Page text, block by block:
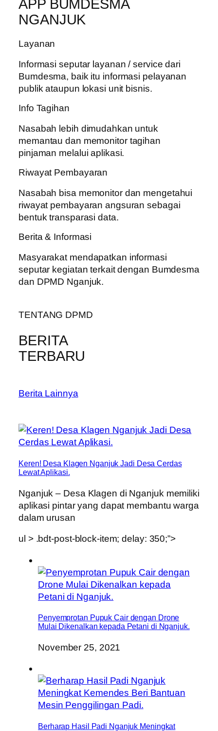
APP BUMDESMA
NGANJUK
Layanan
Informasi seputar layanan / service dari
Bumdesma, baik itu informasi pelayanan
publik ataupun lokasi unit bisnis.
Info Tagihan
Nasabah lebih dimudahkan untuk
memantau dan memonitor tagihan
pinjaman melalui aplikasi.
Riwayat Pembayaran
Nasabah bisa memonitor dan mengetahui
riwayat pembayaran angsuran sebagai
bentuk transparasi data.
Berita & Informasi
Masyarakat mendapatkan informasi
seputar kegiatan terkait dengan Bumdesma
dan DPMD Nganjuk.
TENTANG DPMD
BERITA
TERBARU
Berita Lainnya
Keren! Desa Klagen Nganjuk Jadi Desa Cerdas
Lewat Aplikasi.
Nganjuk – Desa Klagen di Nganjuk memiliki
aplikasi pintar yang dapat membantu warga
dalam urusan
ul > .bdt-post-block-item; delay: 350;”>
Penyemprotan Pupuk Cair dengan Drone
Mulai Dikenalkan kepada Petani di Nganjuk.
November 25, 2021
Berharap Hasil Padi Nganjuk Meningkat